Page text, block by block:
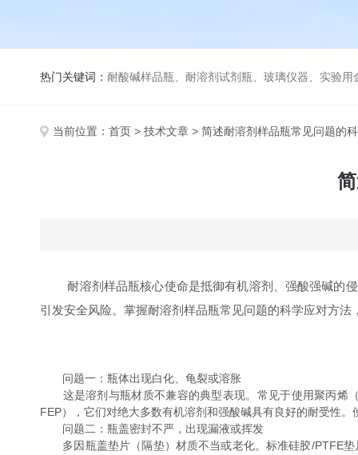
热门关键词： 耐酸碱样品瓶、耐溶剂试剂瓶、玻璃仪器、实验
当前位置： 首页 > 技术文章 > 简述耐溶剂样品瓶常见问题的
耐溶剂样品瓶核心使命是抵御有机溶剂、强酸强碱的侵
引发安全风险。掌握耐溶剂样品瓶常见问题的科学应对方
问题一：瓶体出现白化、龟裂或溶胀
这是溶剂与瓶材质不兼容的典型表现。常见于使用聚丙烯（
FEP），它们对绝大多数有机溶剂和强酸碱具有良好的耐受性
问题二：瓶盖密封不严，出现漏液或挥发
多因瓶盖垫片（隔垫）材质不当或老化。标准硅胶/PTFE垫